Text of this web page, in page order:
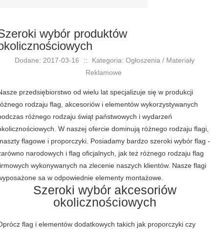
wybór produktów
Dodane: 2017-03-16 ::
Kategoria: Ogłoszenia / Materiały
Reklamowe
przedsiębiorstwo od wielu lat specjalizuje się w produkcji
rodzaju flag, akcesoriów i elementów wykorzystywanych
różnego rodzaju świąt państwowych i wydarzeń
W naszej ofercie dominują różnego rodzaju flagi,
flagowe i proporczyki. Posiadamy bardzo szeroki wybór flag -
narodowych i flag oficjalnych, jak też różnego rodzaju flag
wykonywanych na zlecenie naszych klientów. Nasze flagi
sa w odpowiednie elementy montażowe.
Szeroki wybór akcesoriów
okolicznościowych
flag i elementów dodatkowych takich jak proporczyki czy